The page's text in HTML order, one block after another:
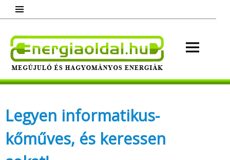
content
Megújuló és hagyományos energiák.
Legyen informatikus-
kőműves, és keressen